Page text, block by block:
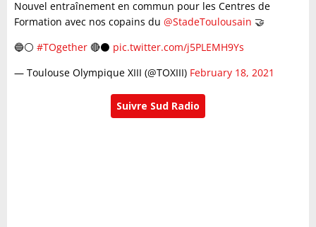
Nouvel entraînement en commun pour les Centres de
Formation avec nos copains du @StadeToulousain 🤝
🔵⚪️ #TOgether 🔴⚫️ pic.twitter.com/j5PLEMH9Ys
— Toulouse Olympique XIII (@TOXIII) February 18, 2021
Suivre Sud Radio